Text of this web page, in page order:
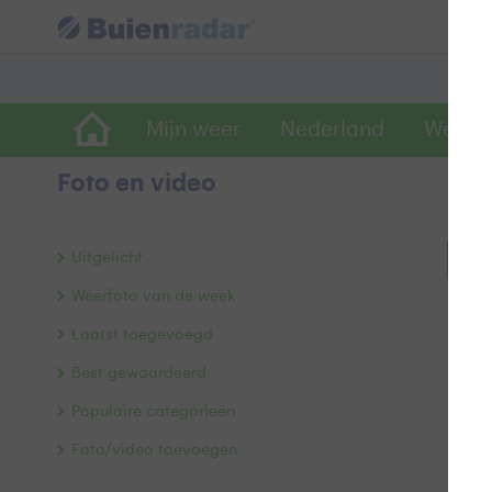
Mijn weer Nederland
Foto en video
Alle
Uitgelicht
Weerfoto van de week
Laatst toegevoegd
Best gewaardeerd
Populaire categorieën
Foto/video toevoegen